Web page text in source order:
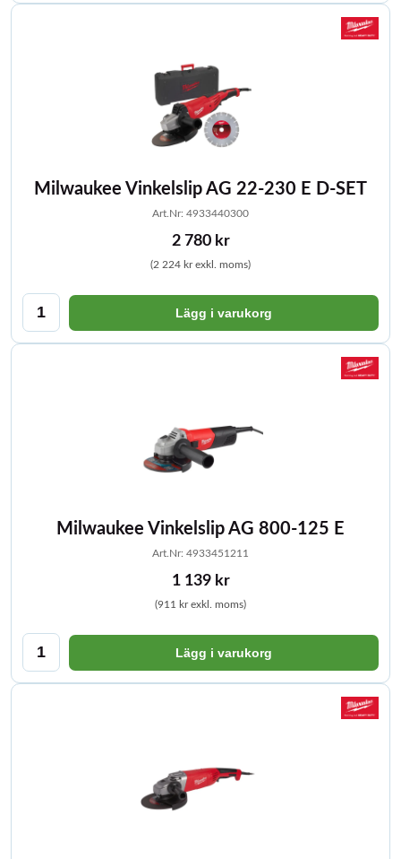
Milwaukee Vinkelslip AG 22-230 E D-SET
Art.Nr: 4933440300
2 780 kr
(2 224 kr exkl. moms)
Lägg i varukorg
Milwaukee Vinkelslip AG 800-125 E
Art.Nr: 4933451211
1 139 kr
(911 kr exkl. moms)
Lägg i varukorg